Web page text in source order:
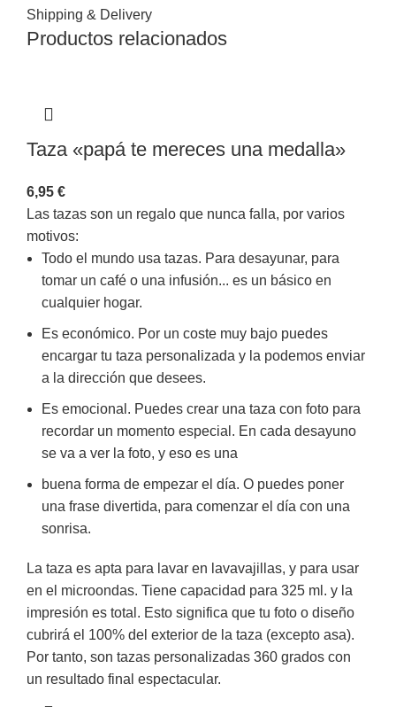
Shipping & Delivery
Productos relacionados
Taza «papá te mereces una medalla»
6,95 €
Las tazas son un regalo que nunca falla, por varios
motivos:
Todo el mundo usa tazas. Para desayunar, para
tomar un café o una infusión... es un básico en
cualquier hogar.
Es económico. Por un coste muy bajo puedes
encargar tu taza personalizada y la podemos enviar
a la dirección que desees.
Es emocional. Puedes crear una taza con foto para
recordar un momento especial. En cada desayuno
se va a ver la foto, y eso es una
buena forma de empezar el día. O puedes poner
una frase divertida, para comenzar el día con una
sonrisa.
La taza es apta para lavar en lavavajillas, y para usar
en el microondas. Tiene capacidad para 325 ml. y la
impresión es total. Esto significa que tu foto o diseño
cubrirá el 100% del exterior de la taza (excepto asa).
Por tanto, son tazas personalizadas 360 grados con
un resultado final espectacular.